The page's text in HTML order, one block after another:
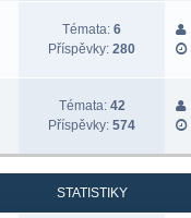
Témata: 6
Příspěvky: 280
Témata: 42
Příspěvky: 574
STATISTIKY